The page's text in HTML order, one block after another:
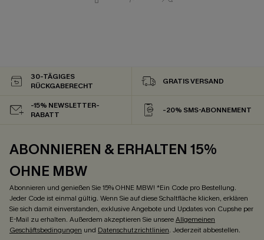
30-TÄGIGES
RÜCKGABERECHT
GRATIS VERSAND
-15% NEWSLETTER-
RABATT
-20% SMS-ABONNEMENT
ABONNIEREN & ERHALTEN 15%
OHNE MBW
Abonnieren und genießen Sie 15% OHNE MBW! *Ein Code pro Bestellung.
Jeder Code ist einmal gültig. Wenn Sie auf diese Schaltfläche klicken, erklären
Sie sich damit einverstanden, exklusive Angebote und Updates von Cupshe per
E-Mail zu erhalten. Außerdem akzeptieren Sie unsereAllgemeinen
Geschäftsbedingungen und Datenschutzrichtlinien. Jederzeit abbestellen.